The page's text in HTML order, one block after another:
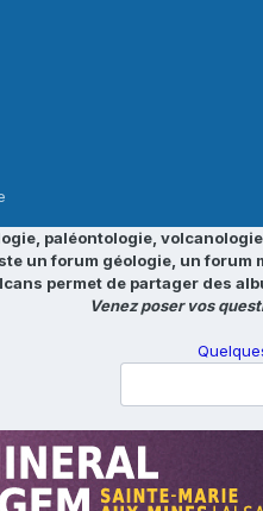
paléontologie,
un forum géologie, un
permet de partager des
Venez poser vos